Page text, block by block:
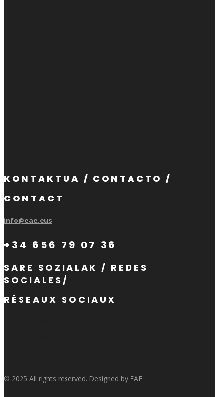
KONTAKTUA / CONTACTO /
CONTACT
info@eae.eus
+34 656 79 07 36
SARE SOZIALAK / REDES
SOCIALES/
RÉSEAUX SOCIAUX
© 2025 All rights reserved. Designed by EAE